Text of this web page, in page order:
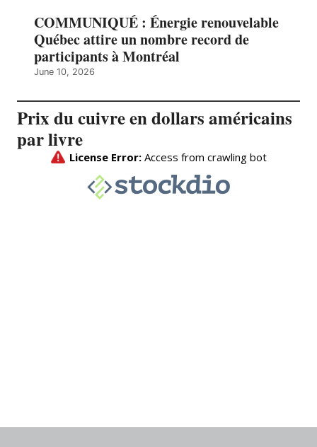
COMMUNIQUÉ : Énergie renouvelable
Québec attire un nombre record de
participants à Montréal
June 10, 2026
Prix du cuivre en dollars américains
par livre